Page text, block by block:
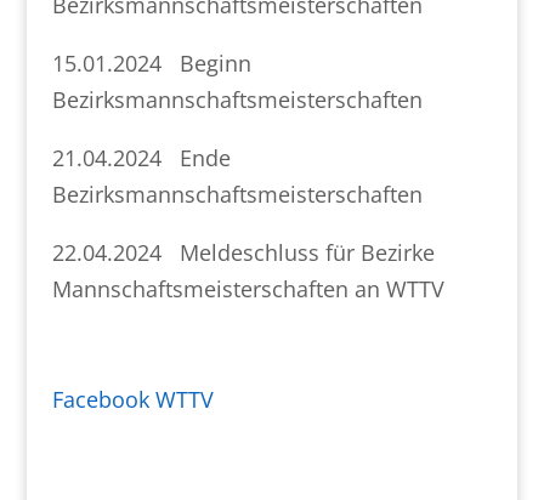
15.01.2024 Beginn
Bezirksmannschaftsmeisterschaften
21.04.2024 Ende
Bezirksmannschaftsmeisterschaften
22.04.2024 Meldeschluss für Bezirke
Mannschaftsmeisterschaften an WTTV
Facebook WTTV